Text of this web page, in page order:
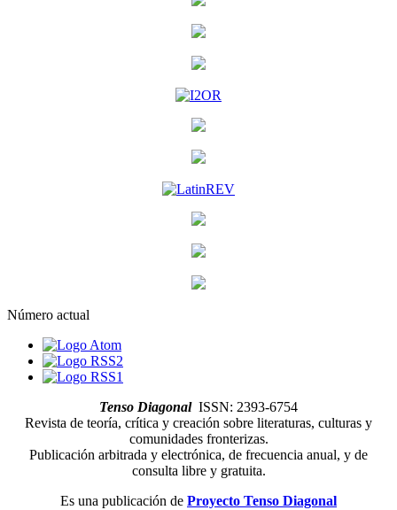
Número actual
Tenso Diagonal ISSN: 2393-6754
Revista de teoría, crítica y creación sobre literaturas, culturas y
comunidades fronterizas.
Publicación arbitrada y electrónica, de frecuencia anual, y de
consulta libre y gratuita.
Es una publicación de Proyecto Tenso Diagonal